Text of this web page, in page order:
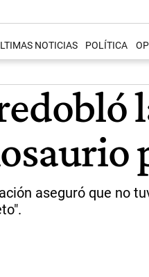
NOTICIAS POLÍTICA
aseguró que no